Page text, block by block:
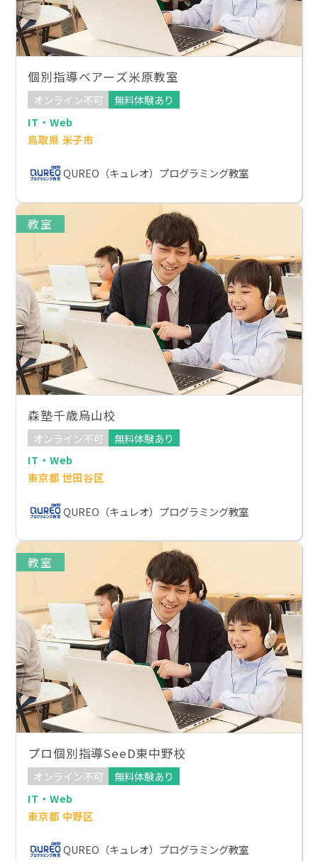
個別指導ベアーズ米原教室
オンライン不可
無料体験あり
IT・Web
鳥取県 米子市
QUREO（キュレオ）プログラミング教室
教室
森塾千歳烏山校
オンライン不可
無料体験あり
IT・Web
東京都 世田谷区
QUREO（キュレオ）プログラミング教室
教室
プロ個別指導SeeD東中野校
オンライン不可
無料体験あり
IT・Web
東京都 中野区
QUREO（キュレオ）プログラミング教室